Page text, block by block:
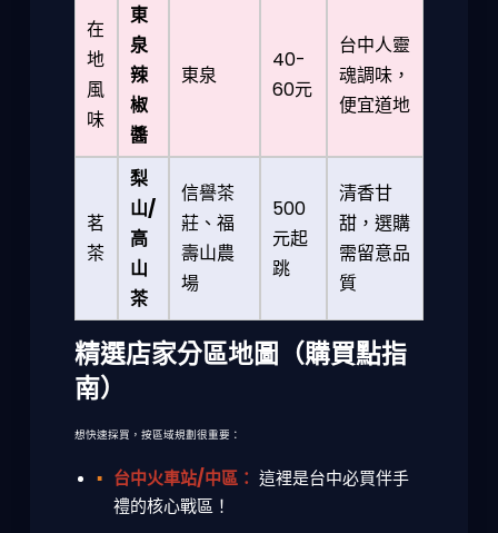
在
地
風
味
東
泉
辣
椒
醬
東泉
40-
60元
台中人靈
魂調味，
便宜道地
茗
茶
梨
山/
高
山
茶
信譽茶
莊、福
壽山農
場
500
元起
跳
清香甘
甜，選購
需留意品
質
精選店家分區地圖（購買點指
南）
想快速採買，按區域規劃很重要：
台中火車站/中區： 這裡是台中必買伴手
禮的核心戰區！